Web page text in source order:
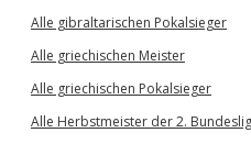
Alle gibraltarischen Pokalsieger
Alle griechischen Meister
Alle griechischen Pokalsieger
Alle Herbstmeister der 2.